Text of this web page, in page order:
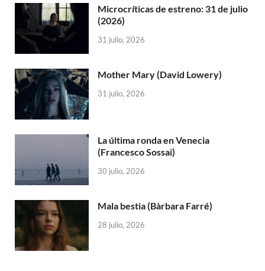
Microcríticas de estreno: 31 de julio
(2026)
31 julio, 2026
Mother Mary (David Lowery)
31 julio, 2026
La última ronda en Venecia
(Francesco Sossai)
30 julio, 2026
Mala bestia (Bàrbara Farré)
28 julio, 2026